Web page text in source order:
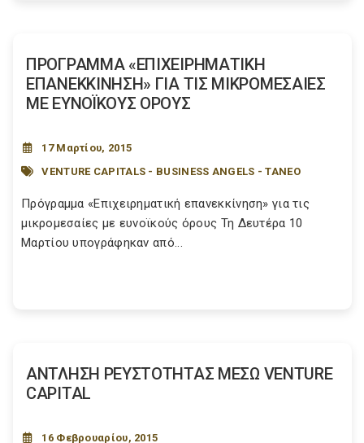
ΠΡΟΓΡΑΜΜΑ «ΕΠΙΧΕΙΡΗΜΑΤΙΚΗ
ΕΠΑΝΕΚΚΙΝΗΣΗ» ΓΙΑ ΤΙΣ ΜΙΚΡΟΜΕΣΑΙΕΣ
ΜΕ ΕΥΝΟΪΚΟΥΣ ΟΡΟΥΣ
17 Μαρτίου, 2015
VENTURE CAPITALS - BUSINESS ANGELS - ΤΑΝΕΟ
Πρόγραμμα «Επιχειρηματική επανεκκίνηση» για τις
μικρομεσαίες με ευνοϊκούς όρους Τη Δευτέρα 10
Μαρτίου υπογράφηκαν από...
ΑΝΤΛΗΣΗ ΡΕΥΣΤΟΤΗΤΑΣ ΜΕΣΩ VENTURE
CAPITAL
16 Φεβρουαρίου, 2015